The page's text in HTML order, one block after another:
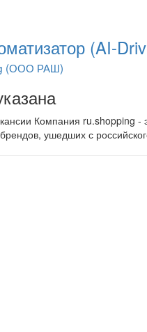
(AI-
(ООО РАШ)
Компания ru.shopping -
ушедших с